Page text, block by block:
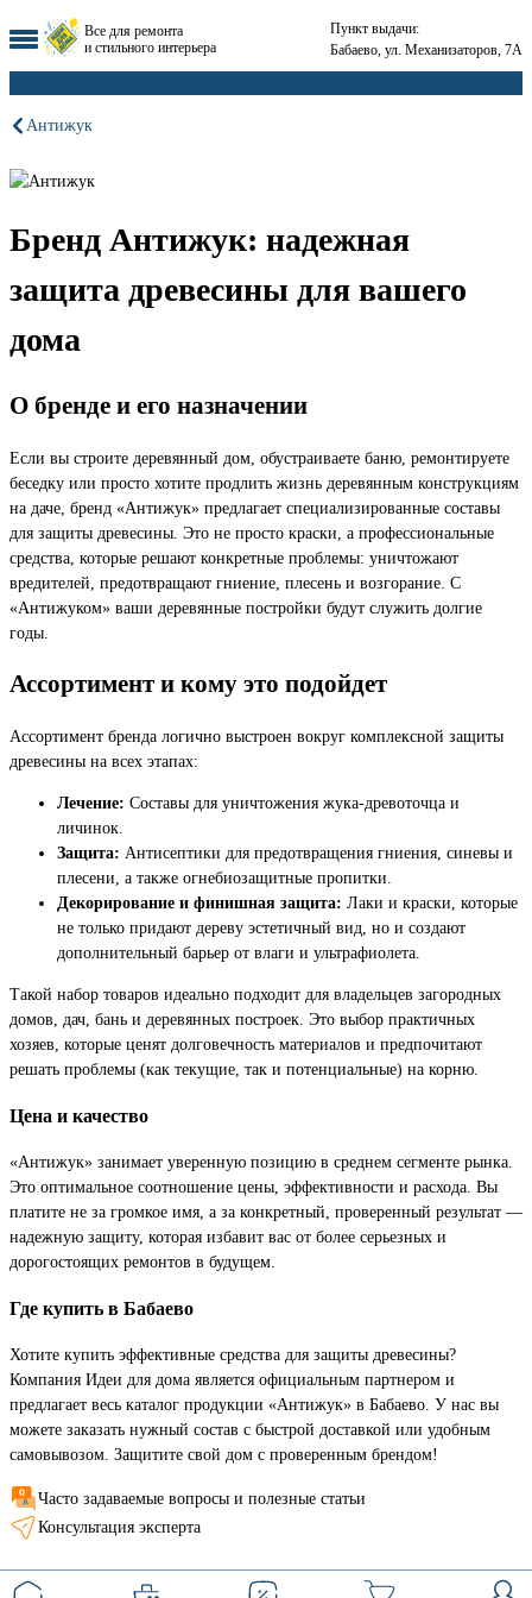
Все для ремонта
и стильного интерьера
Пункт выдачи:
Бабаево, ул. Механизаторов, 7А
Антижук
Бренд Антижук: надежная
защита древесины для вашего
дома
О бренде и его назначении
Если вы строите деревянный дом, обустраиваете баню, ремонтируете
беседку или просто хотите продлить жизнь деревянным конструкциям
на даче, бренд «Антижук» предлагает специализированные составы
для защиты древесины. Это не просто краски, а профессиональные
средства, которые решают конкретные проблемы: уничтожают
вредителей, предотвращают гниение, плесень и возгорание. С
«Антижуком» ваши деревянные постройки будут служить долгие
годы.
Ассортимент и кому это подойдет
Ассортимент бренда логично выстроен вокруг комплексной защиты
древесины на всех этапах:
Лечение: Составы для уничтожения жука-древоточца и
личинок.
Защита: Антисептики для предотвращения гниения, синевы и
плесени, а также огнебиозащитные пропитки.
Декорирование и финишная защита: Лаки и краски, которые
не только придают дереву эстетичный вид, но и создают
дополнительный барьер от влаги и ультрафиолета.
Такой набор товаров идеально подходит для владельцев загородных
домов, дач, бань и деревянных построек. Это выбор практичных
хозяев, которые ценят долговечность материалов и предпочитают
решать проблемы (как текущие, так и потенциальные) на корню.
Цена и качество
«Антижук» занимает уверенную позицию в среднем сегменте рынка.
Это оптимальное соотношение цены, эффективности и расхода. Вы
платите не за громкое имя, а за конкретный, проверенный результат —
надежную защиту, которая избавит вас от более серьезных и
дорогостоящих ремонтов в будущем.
Где купить в Бабаево
Хотите купить эффективные средства для защиты древесины?
Компания Идеи для дома является официальным партнером и
предлагает весь каталог продукции «Антижук» в Бабаево. У нас вы
можете заказать нужный состав с быстрой доставкой или удобным
самовывозом. Защитите свой дом с проверенным брендом!
Часто задаваемые вопросы и полезные статьи
Консультация эксперта